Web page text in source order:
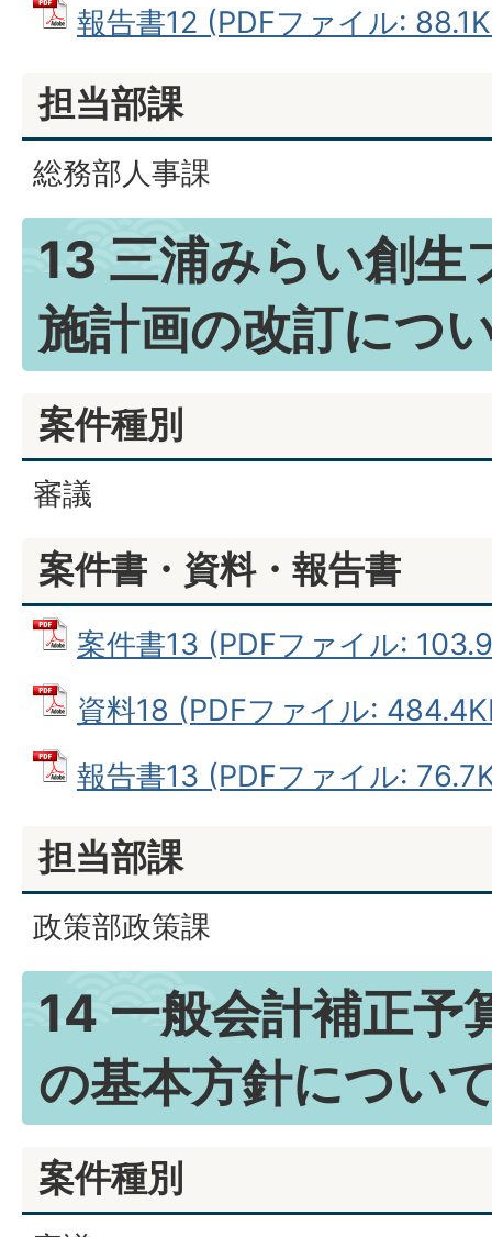
報告書12 (PDFファイル:
担当部課
総務部人事課
13 三浦みらい創生
施計画の改訂につ
案件種別
審議
案件書・資料・報告書
案件書13 (PDFファイル:
資料18 (PDFファイル:
報告書13 (PDFファイル:
担当部課
政策部政策課
14 一般会計補正予
の基本方針につい
案件種別